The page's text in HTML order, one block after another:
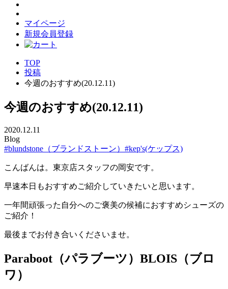
マイページ
新規会員登録
TOP
投稿
今週のおすすめ(20.12.11)
今週のおすすめ(20.12.11)
2020.12.11
Blog
#blundstone（ブランドストーン） #kep's(ケップス)
こんばんは。東京店スタッフの岡安です。
早速本日もおすすめご紹介していきたいと思います。
一年間頑張った自分へのご褒美の候補におすすめシューズの
ご紹介！
最後までお付き合いくださいませ。
Paraboot（パラブーツ）BLOIS（ブロ
ワ）